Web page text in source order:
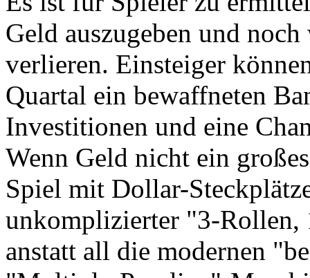
Geld auszugeben und
verlieren. Einsteiger
Quartal ein bewaffneten
Investitionen und eine
Wenn Geld nicht ein
Spiel mit Dollar-
unkomplizierter "3-Rollen,
anstatt all die modernen